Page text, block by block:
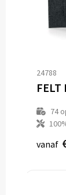
24788
FELT
74
vanaf